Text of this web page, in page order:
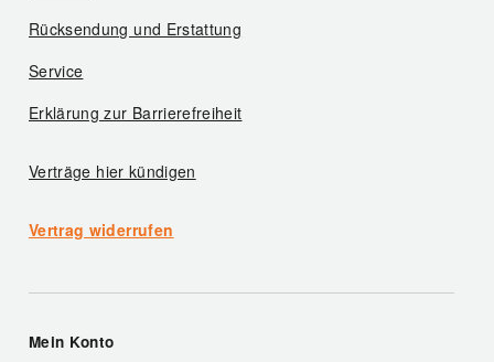
Rücksendung und Erstattung
Service
Erklärung zur Barrierefreiheit
Verträge hier kündigen
Vertrag widerrufen
Mein Konto